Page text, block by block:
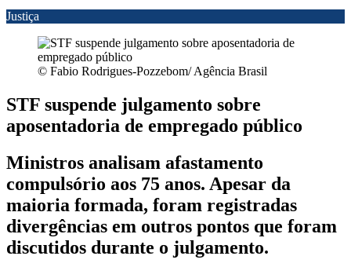
Justiça
© Fabio Rodrigues-Pozzebom/ Agência Brasil
STF suspende julgamento sobre
aposentadoria de empregado público
Ministros analisam afastamento
compulsório aos 75 anos. Apesar da
maioria formada, foram registradas
divergências em outros pontos que foram
discutidos durante o julgamento.